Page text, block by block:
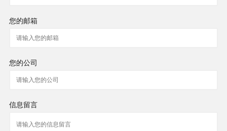
您的邮箱
您的公司
信息留言